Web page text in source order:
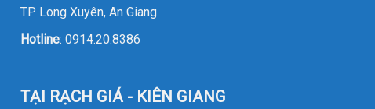
TP Long Xuyên, An Giang
Hotline:0914.20.8386
TẠI RẠCH GIÁ - KIÊN GIANG